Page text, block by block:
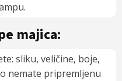
majica:
sliku, veličine, boje,
nemate pripremljenu